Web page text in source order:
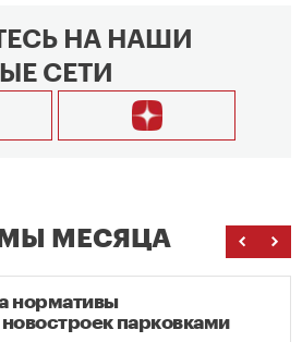
НА НАШИ
СЕТИ
МЕСЯЦА
нормативы
парковками